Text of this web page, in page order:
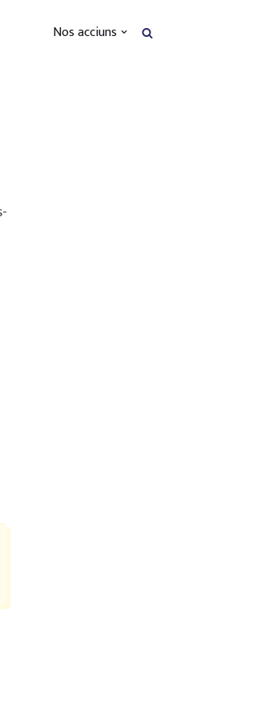
Nos acciuns